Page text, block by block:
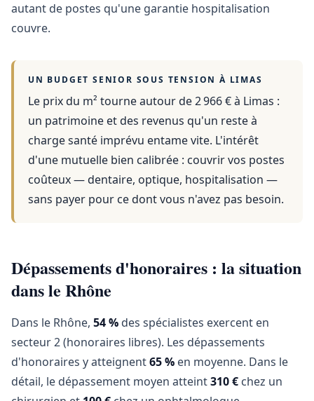
autant de postes qu'une garantie hospitalisation
couvre.
UN BUDGET SENIOR SOUS TENSION À LIMAS
Le prix du m² tourne autour de 2 966 €à Limas :
un patrimoine et des revenus qu'un reste à
charge santé imprévu entame vite. L'intérêt
d'une mutuelle bien calibrée : couvrir vos postes
coûteux — dentaire, optique, hospitalisation —
sans payer pour ce dont vous n'avez pas besoin.
Dépassements d'honoraires : la situation
dans le Rhône
Dans le Rhône, 54 % des spécialistes exercent en
secteur 2 (honoraires libres). Les dépassements
d'honoraires y atteignent65 % en moyenne. Dans le
détail, le dépassement moyen atteint310 € chez un